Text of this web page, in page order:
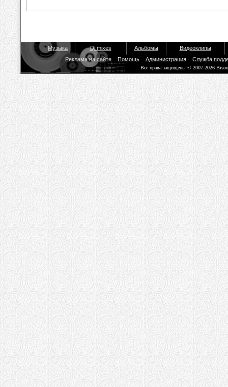
Музыка Dj mixes Альбомы
Видеоклипы
Реклама на сайте
Помощь Администрация Служба
Все права защищены © 2007-2026